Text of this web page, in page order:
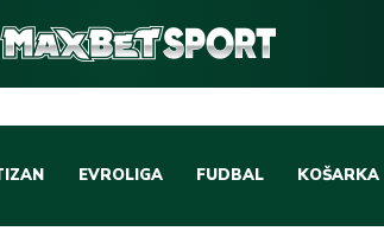
EVROLIGA FUDBAL
DOMAĆI FUDBAL
KOŠARKA
EVROLIGA